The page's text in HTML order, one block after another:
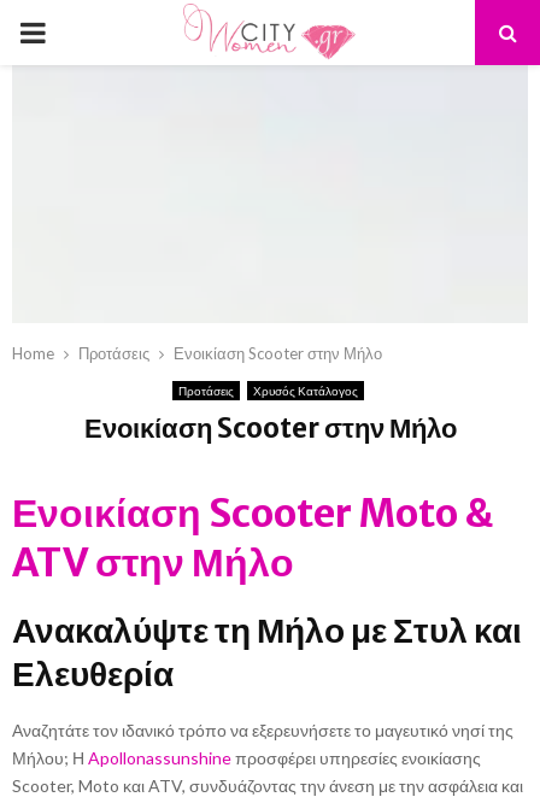
PRIMARY
Home Προτάσεις Ενοικίαση Scooter στην Μήλο
Προτάσεις Χρυσός Κατάλογος
Ενοικίαση Scooter στην Μήλο
Ενοικίαση Scooter Moto &
ATV στην Μήλο
Ανακαλύψτε τη Μήλο με Στυλ και
Ελευθερία
Αναζητάτε τον ιδανικό τρόπο να εξερευνήσετε το μαγευτικό νησί της
Μήλου; Η Apollonassunshineπροσφέρει υπηρεσίες ενοικίασης
Scooter, Moto και ATV, συνδυάζοντας την άνεση με την ασφάλεια και